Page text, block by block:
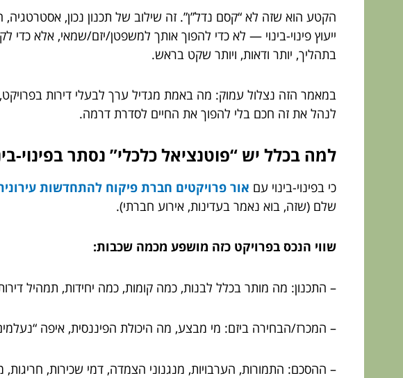
הקטע הוא שזה לא “קסם נדל”ן”. זה שילוב של תכנון נכון,
ייעוץ פינוי-בינוי — לא כדי להפוך אותך למשפטן/יזם/שמאי, אלא
בתהליך, יותר ודאות, ויותר שקט בראש.
במאמר הזה נצלול עמוק: מה באמת מגדיל ערך לבעלי דירות בפרויקט,
לנהל את זה חכם בלי להפוך את החיים לסדרת דרמה.
למה בכלל יש “פוטנציאל כלכלי” נסתר בפינוי-
כי בפינוי-בינוי עם אור פרויקטים חברת פיקוח להתחדשות
שלם (שזה, בוא נאמר בעדינות, אירוע חברתי).
שווי הנכס בפרויקט כזה מושפע מכמה שכבות:
– התכנון: מה מותר בכלל לבנות, כמה קומות, כמה יחידות, תמהיל
– המכרז/הבחירה ביזם: מי מבצע, מה היכולת הפיננסית, איפה
– ההסכם: התמורות, הערבויות, מנגנוני הצמדה, דמי שכירות, חריגות,